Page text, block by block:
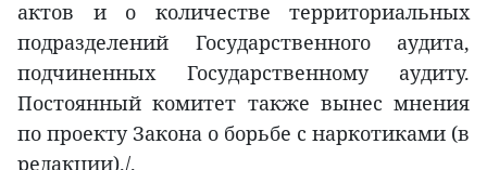
актов и о количестве территориальных
подразделений Государственного аудита,
подчиненных Государственному аудиту.
Постоянный комитет также вынес мнения
по проекту Закона о борьбе с наркотиками (в
редакции)./.